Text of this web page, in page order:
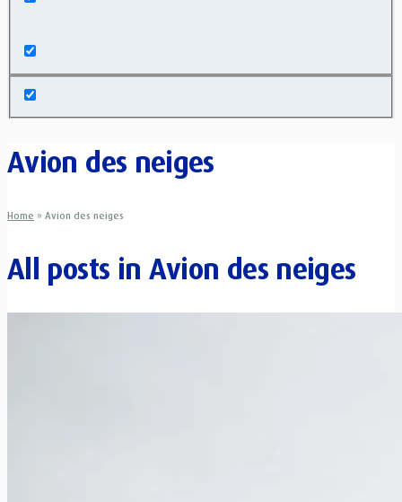
Avion des neiges
Home » Avion des neiges
All posts in Avion des neiges